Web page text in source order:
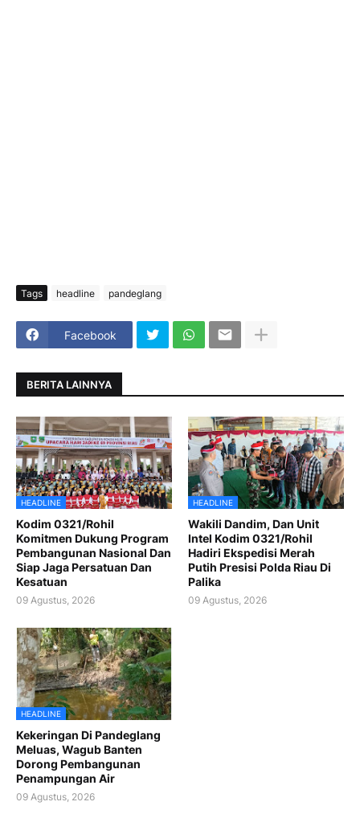
Tags headline pandeglang
Facebook
BERITA LAINNYA
HEADLINE
Kodim 0321/Rohil
Komitmen Dukung Program
Pembangunan Nasional Dan
Siap Jaga Persatuan Dan
Kesatuan
09 Agustus, 2026
HEADLINE
Wakili Dandim, Dan Unit
Intel Kodim 0321/Rohil
Hadiri Ekspedisi Merah
Putih Presisi Polda Riau Di
Palika
09 Agustus, 2026
HEADLINE
Kekeringan Di Pandeglang
Meluas, Wagub Banten
Dorong Pembangunan
Penampungan Air
09 Agustus, 2026